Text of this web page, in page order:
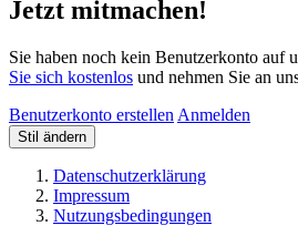
Jetzt mitmachen!
Sie haben noch kein Benutzerkonto auf
Sie sich kostenlos und nehmen Sie an
Benutzerkonto erstellen Anmelden
Stil ändern
Datenschutzerklärung
Impressum
Nutzungsbedingungen